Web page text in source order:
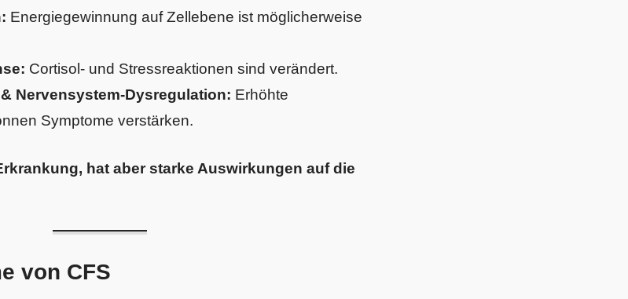
Energiegewinnung auf Zellebene ist möglicherweise
Cortisol- und Stressreaktionen sind verändert.
Nervensystem-Dysregulation: Erhöhte
Symptome verstärken.
hat aber starke Auswirkungen auf die
von CFS